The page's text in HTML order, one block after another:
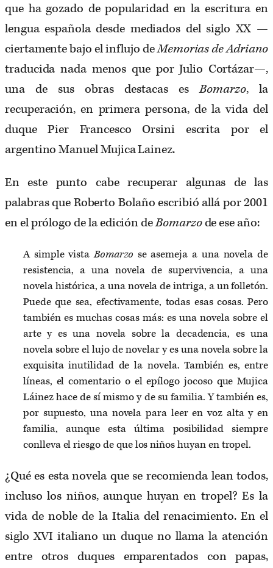
que ha gozado de popularidad en la escritura en
lengua española desde mediados del siglo XX —
ciertamente bajo el influjo deMemorias de Adriano
traducida nada menos que por Julio Cortázar—,
una de sus obras destacas esBomarzo, la
recuperación, en primera persona, de la vida del
duque Pier Francesco Orsini escrita por el
argentino Manuel Mujica Lainez.
En este punto cabe recuperar algunas de las
palabras que Roberto Bolaño escribió allá por 2001
en el prólogo de la edición deBomarzode ese año:
A simple vistaBomarzo se asemeja a una novela de
resistencia, a una novela de supervivencia, a una
novela histórica, a una novela de intriga, a un folletón.
Puede que sea, efectivamente, todas esas cosas. Pero
también es muchas cosas más: es una novela sobre el
arte y es una novela sobre la decadencia, es una
novela sobre el lujo de novelar y es una novela sobre la
exquisita inutilidad de la novela. También es, entre
líneas, el comentario o el epílogo jocoso que Mujica
Láinez hace de sí mismo y de su familia. Y también es,
por supuesto, una novela para leer en voz alta y en
familia, aunque esta última posibilidad siempre
conlleva el riesgo de que los niños huyan en tropel.
¿Qué es esta novela que se recomienda lean todos,
incluso los niños, aunque huyan en tropel? Es la
vida de noble de la Italia del renacimiento. En el
siglo XVI italiano un duque no llama la atención
entre otros duques emparentados con papas,